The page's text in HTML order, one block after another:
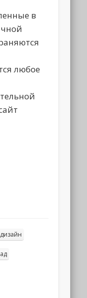
в
любое